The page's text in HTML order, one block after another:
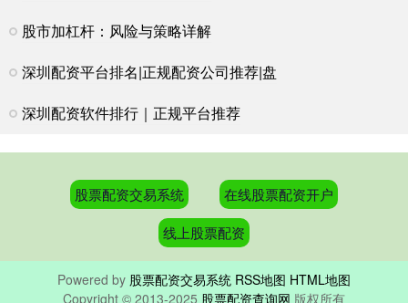
股市加杠杆：风险与策略详解
深圳配资平台排名|正规配资公司推荐|盘
深圳配资软件排行｜正规平台推荐
股票配资交易系统
在线股票配资开户
线上股票配资
Powered by 股票配资交易系统 RSS地图 HTML地图
Copyright © 2013-2025 股票配资查询网 版权所有